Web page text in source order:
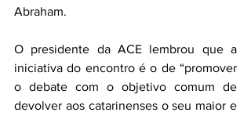
Abraham.
O presidente da ACE lembrou que a
iniciativa do encontro é o de “promover
o debate com o objetivo comum de
devolver aos catarinenses o seu maior e